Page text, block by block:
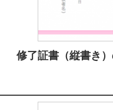
修了証書（縦書き